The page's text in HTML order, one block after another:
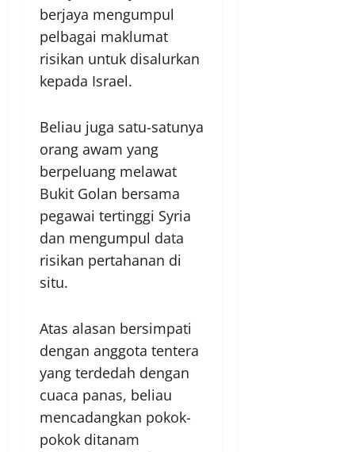
berjaya mengumpul
pelbagai maklumat
risikan untuk disalurkan
kepada Israel.
Beliau juga satu-satunya
orang awam yang
berpeluang melawat
Bukit Golan bersama
pegawai tertinggi Syria
dan mengumpul data
risikan pertahanan di
situ.
Atas alasan bersimpati
dengan anggota tentera
yang terdedah dengan
cuaca panas, beliau
mencadangkan pokok-
pokok ditanam